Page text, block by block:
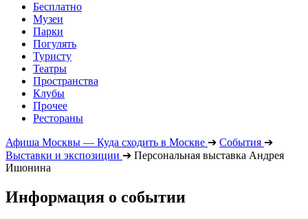
Бесплатно
Музеи
Парки
Погулять
Туристу
Театры
Пространства
Клубы
Прочее
Рестораны
Афиша Москвы — Куда сходить в Москве ➔ События ➔
Выставки и экспозиции ➔ Персональная выставка Андрея
Ишонина
Информация о событии